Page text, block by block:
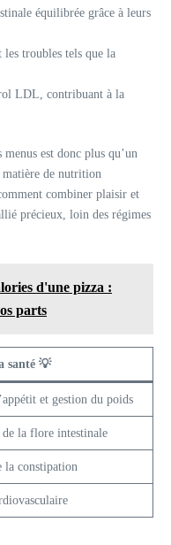
équilibrée grâce à leurs
troubles tels que la
LDL, contribuant à la
est donc plus qu’un
de nutrition
combiner plaisir et
précieux, loin des régimes
d'une pizza :
parts
santé 💡
et gestion du poids
la flore intestinale
la constipation